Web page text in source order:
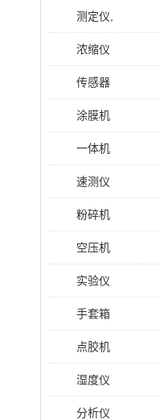
测定仪,
浓缩仪
传感器
涂膜机
一体机
速测仪
粉碎机
空压机
实验仪
手套箱
点胶机
湿度仪
分析仪